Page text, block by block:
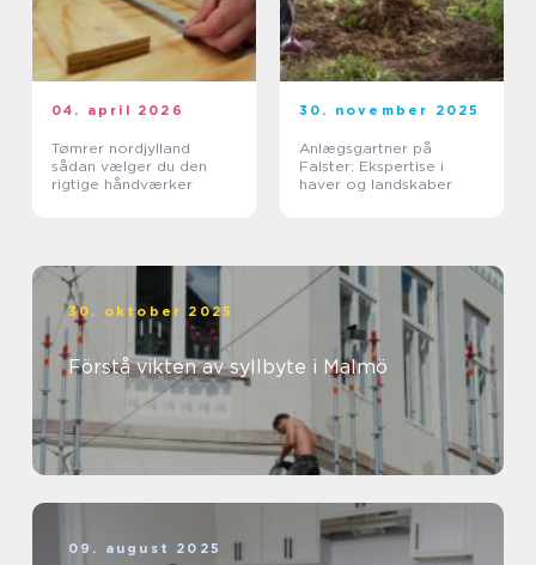
04. april 2026
Tømrer nordjylland
sådan vælger du den
rigtige håndværker
30. november 2025
Anlægsgartner på
Falster: Ekspertise i
haver og landskaber
30. oktober 2025
Förstå vikten av syllbyte i Malmö
09. august 2025